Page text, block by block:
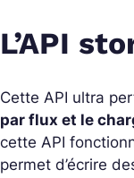
L’API
Cette API ultra
par flux et le
cette API
permet d’écrire